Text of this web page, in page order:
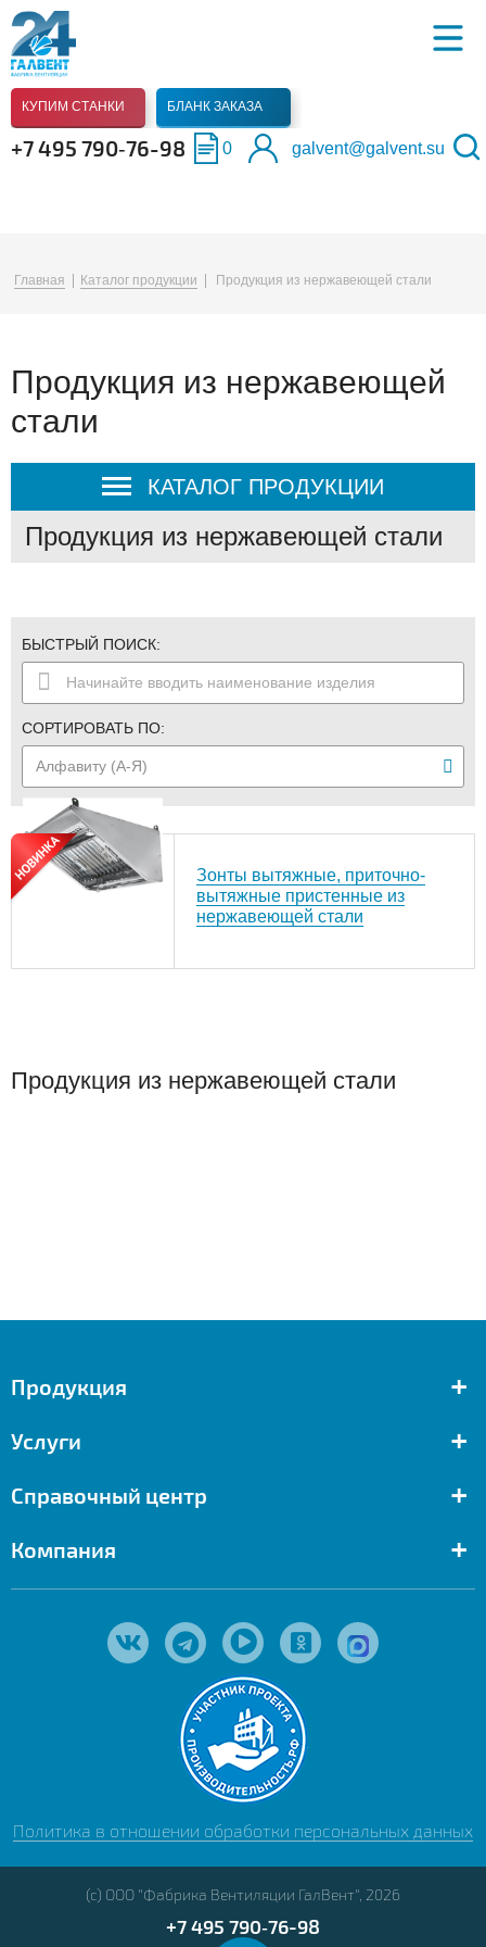
КУПИМ СТАНКИ БЛАНК ЗАКАЗА
+7 495 790‑76-98 0 galvent@galvent.su
Главная Каталог продукции Продукция из нержавеющей стали
Продукция из нержавеющей
стали
КАТАЛОГ ПРОДУКЦИИ
Продукция из нержавеющей стали
БЫСТРЫЙ ПОИСК:
СОРТИРОВАТЬ ПО:
Зонты вытяжные, приточно-
вытяжные пристенные из
нержавеющей стали
Продукция из нержавеющей стали
Продукция +
Услуги +
Справочный центр +
Компания +
Политика в отношении обработки персональных данных
(с) ООО "Фабрика Вентиляции ГалВент", 2026
+7 495 790‑76-98